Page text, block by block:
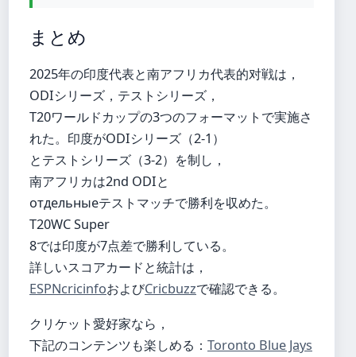
まとめ
2025年の印度代表と南アフリカ代表的对戦は，
ODIシリーズ，テストシリーズ，
T20ワールドカップの3つのフォーマットで実施さ
れた。印度がODIシリーズ（2-1）
とテストシリーズ（3-2）を制し，
南アフリカは2nd ODIと
отдельныеテストマッチで勝利を収めた。
T20WC Super
8では印度が7点差で勝利している。
詳しいスコアカードと統計は，
ESPNcricinfoおよびCricbuzzで確認できる。
クリケット愛好家なら，
下記のコンテンツも楽しめる： Toronto Blue Jays